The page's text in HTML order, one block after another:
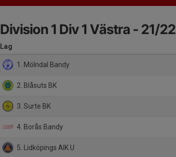
Division 1 Div 1 Västra - 21/22
Lag
1. Mölndal Bandy
2. Blåsuts BK
3. Surte BK
4. Borås Bandy
5. Lidköpings AIK U